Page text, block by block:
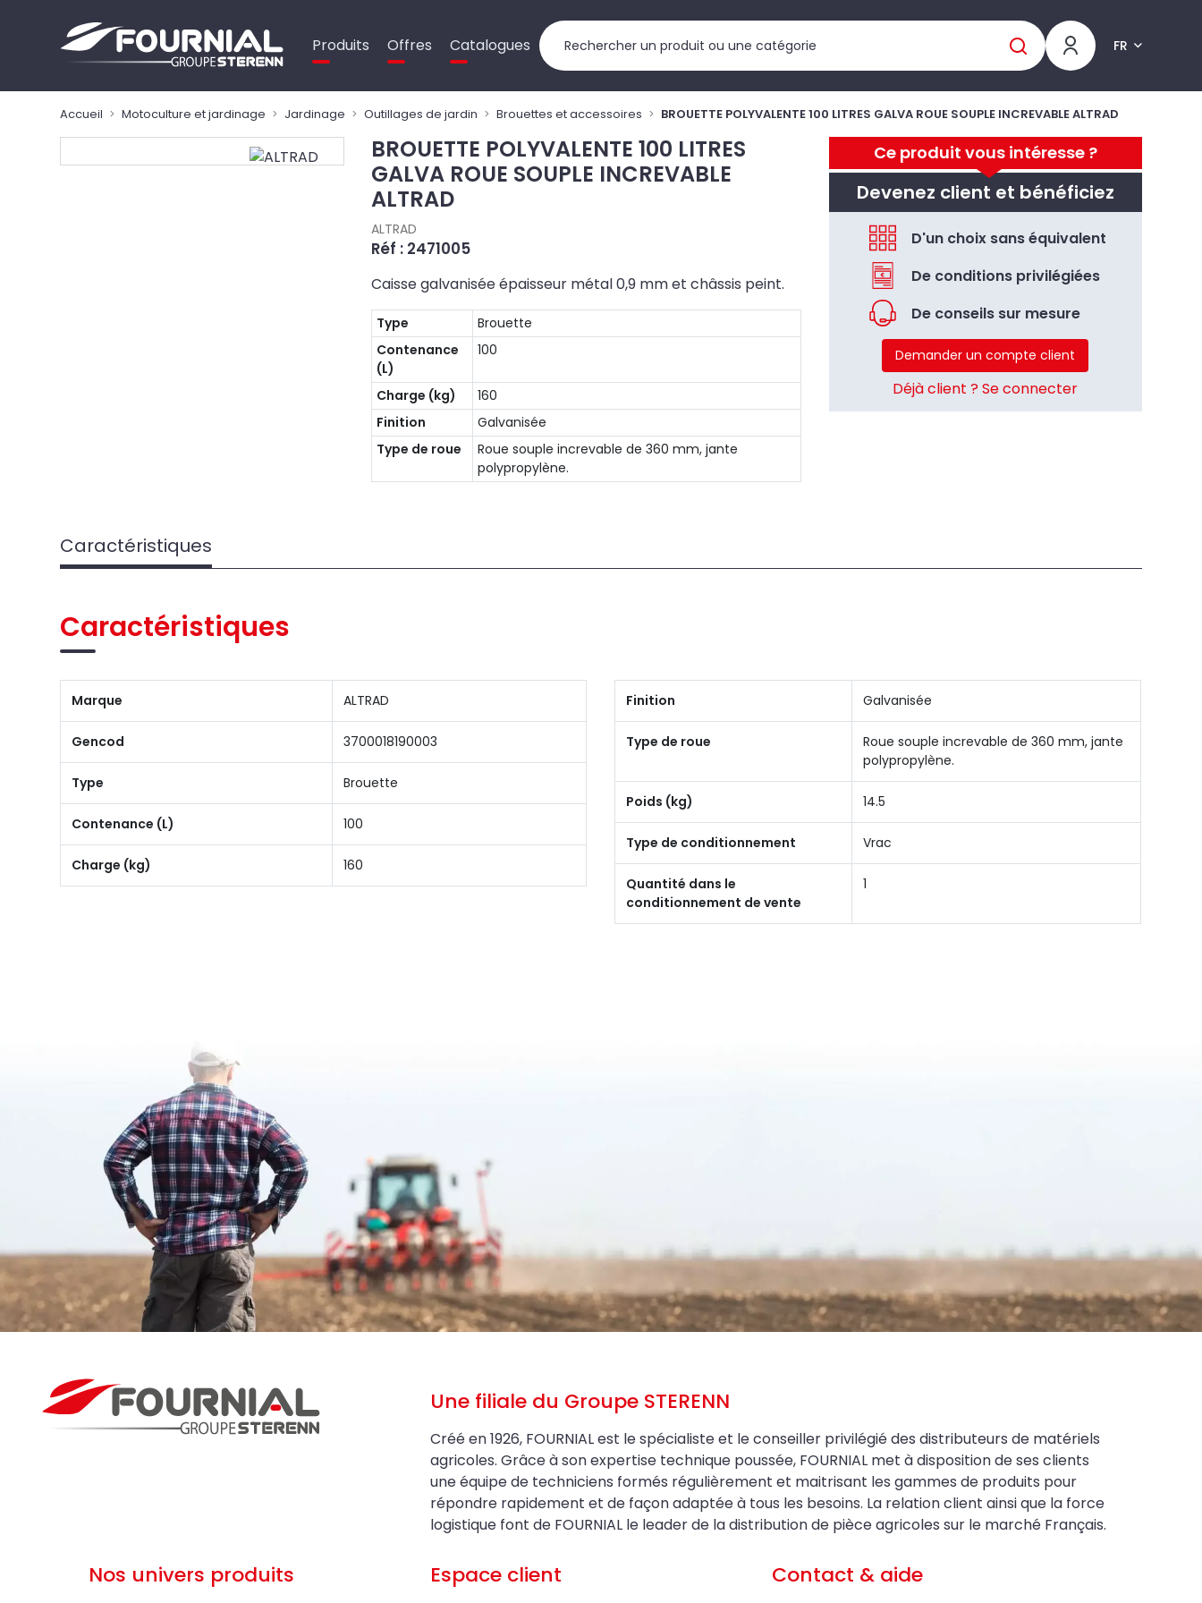
Produits Offres Catalogues FR
Accueil Motoculture et jardinage Jardinage Outillages de jardin Brouettes et accessoires BROUETTE POLYVALENTE 100 LITRES GALVA ROUE SOUPLE INCREVABLE ALTRAD
Ce produit vous intéresse ?
Devenez client et bénéficiez
D'un choix sans équivalent
De conditions privilégiées
De conseils sur mesure
Demander un compte client
Déjà client ? Se connecter
BROUETTE POLYVALENTE 100 LITRES
GALVA ROUE SOUPLE INCREVABLE
ALTRAD
ALTRAD
Réf : 2471005
Caisse galvanisée épaisseur métal 0,9 mm et châssis peint.
Type
Brouette
Contenance
(L)
100
Charge (kg)
160
Finition
Galvanisée
Type de roue
Roue souple increvable de 360 mm, jante
polypropylène.
Caractéristiques
Caractéristiques
Marque ALTRAD
Gencod 3700018190003
Type Brouette
Contenance (L) 100
Charge (kg) 160
Finition Galvanisée
Type de roue
Roue souple increvable de 360 mm, jante
polypropylène.
Poids (kg) 14.5
Type de conditionnement Vrac
Quantité dans le
conditionnement de vente
1
Une filiale du Groupe STERENN
Créé en 1926, FOURNIAL est le spécialiste et le conseiller privilégié des distributeurs de matériels
agricoles. Grâce à son expertise technique poussée, FOURNIAL met à disposition de ses clients
une équipe de techniciens formés régulièrement et maitrisant les gammes de produits pour
répondre rapidement et de façon adaptée à tous les besoins. La relation client ainsi que la force
logistique font de FOURNIAL le leader de la distribution de pièce agricoles sur le marché Français.
Nos univers produits Espace client Contact & aide